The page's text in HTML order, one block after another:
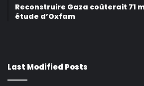
Reconstruire Gaza coûterait 71
étude d’Oxfam
Last Modified Posts